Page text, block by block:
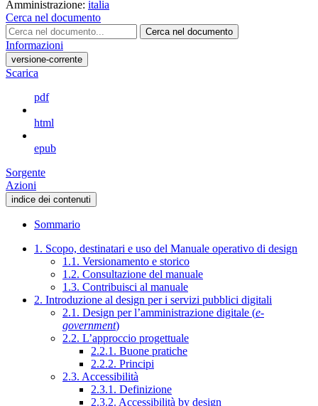
Amministrazione: italia
Cerca nel documento
Cerca nel documento
Informazioni
versione-corrente
Scarica
pdf
html
epub
Sorgente
Azioni
indice dei contenuti
Sommario
1. Scopo, destinatari e uso del Manuale operativo di design
1.1. Versionamento e storico
1.2. Consultazione del manuale
1.3. Contribuisci al manuale
2. Introduzione al design per i servizi pubblici digitali
2.1. Design per l’amministrazione digitale (e-
government)
2.2. L’approccio progettuale
2.2.1. Buone pratiche
2.2.2. Principi
2.3. Accessibilità
2.3.1. Definizione
2.3.2. Accessibilità by design